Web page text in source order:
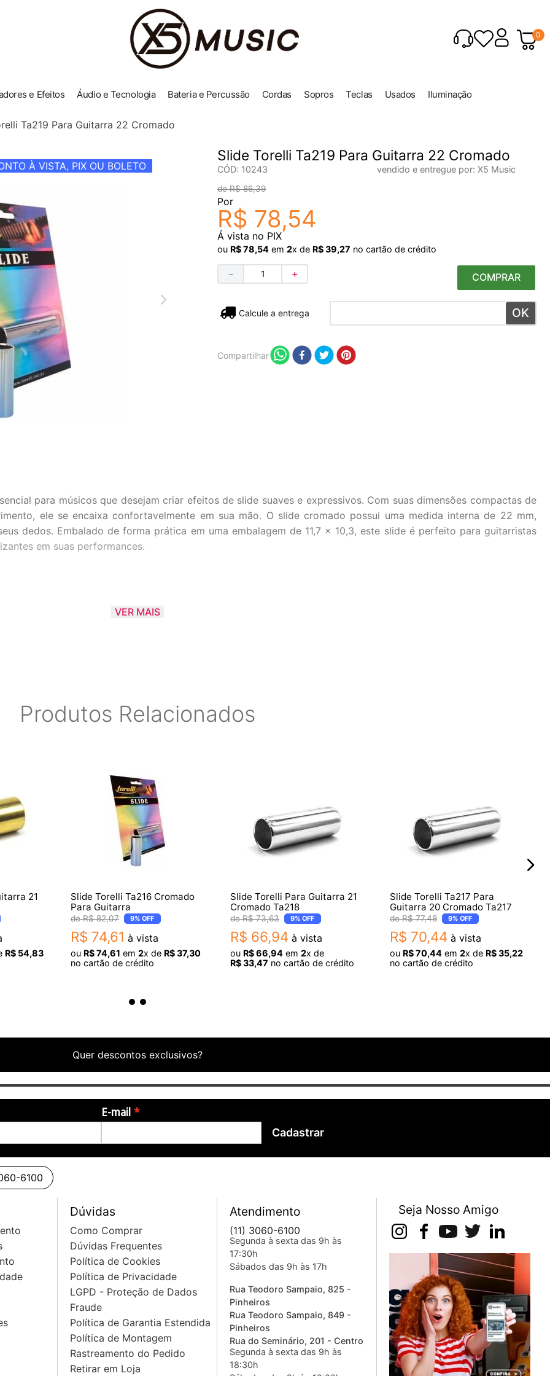
0
e Efeitos Áudio e Tecnologia Bateria e Percussão Cordas Sopros Teclas Usados Iluminação
Ta219 Para Guitarra 22 Cromado
À VISTA, PIX OU BOLETO
Slide Torelli Ta219 Para Guitarra 22 Cromado
CÓD: 10243 vendido e entregue por: X5 Music
R$ 86,39
Por
R$ 78,54
Á vista no PIX
ou R$78,54 em 2x de R$39,27 no cartão de crédito
＋
－ COMPRAR
Não sei meu CEP
Compartilhar
para músicos que desejam criar efeitos de slide suaves e expressivos. Com suas dimensões compactas de
ele se encaixa confortavelmente em sua mão. O slide cromado possui uma medida interna de 22 mm,
dedos. Embalado de forma prática em uma embalagem de 11,7 x 10,3, este slide é perfeito para guitarristas
em suas performances.
VER MAIS
Produtos Relacionados
21
R$ 54,83
Slide Torelli Ta216 Cromado
Para Guitarra
R$ 82,07 9%OFF
R$ 74,61 à vista
ou R$74,61 em 2x de R$37,30
no cartão de crédito
Slide Torelli Para Guitarra 21
Cromado Ta218
R$ 73,63 9%OFF
R$ 66,94 à vista
ou R$66,94 em 2x de
R$33,47 no cartão de crédito
Slide Torelli Ta217 Para
Guitarra 20 Cromado Ta217
R$ 77,48 9%OFF
R$ 70,44 à vista
ou R$70,44 em 2x de R$35,22
no cartão de crédito
Quer descontos exclusivos?
E-mail
Cadastrar
6100
Dúvidas
Como Comprar
Dúvidas Frequentes
Política de Cookies
Política de Privacidade
LGPD - Proteção de Dados
Fraude
Política de Garantia Estendida
Política de Montagem
Rastreamento do Pedido
Retirar em Loja
Atendimento
(11) 3060-6100
Segunda à sexta das 9h às
17:30h
Sábados das 9h às 17h
Rua Teodoro Sampaio, 825 -
Pinheiros
Rua Teodoro Sampaio, 849 -
Pinheiros
Rua do Seminário, 201 - Centro
Segunda à sexta das 9h às
18:30h
Seja Nosso Amigo